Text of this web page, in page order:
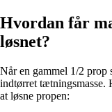
Hvordan får
løsnet?
Når en gammel 1/2 prop
indtørret tætningsmasse.
at løsne propen: